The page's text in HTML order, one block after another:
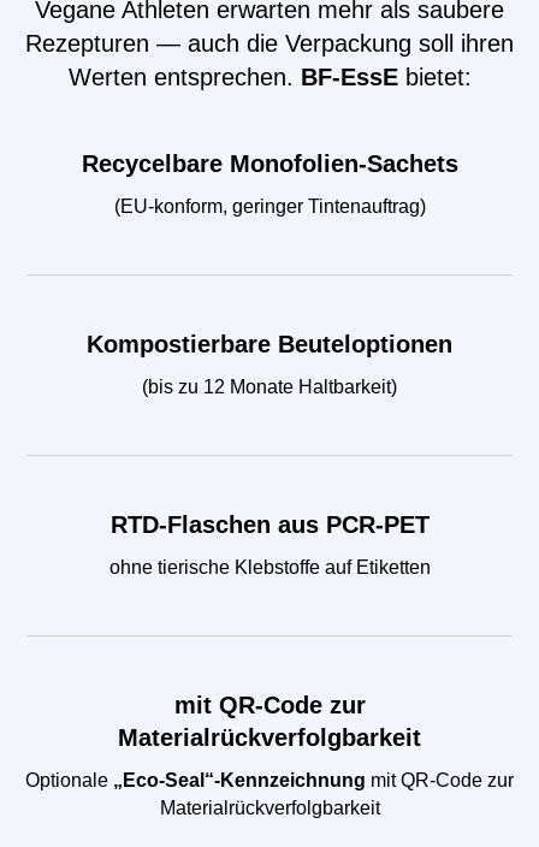
Vegane Athleten erwarten mehr als saubere
Rezepturen — auch die Verpackung soll ihren
Werten entsprechen. BF-EssEbietet:
Recycelbare Monofolien-Sachets
(EU-konform, geringer Tintenauftrag)
Kompostierbare Beuteloptionen
(bis zu 12 Monate Haltbarkeit)
RTD-Flaschen aus PCR-PET
ohne tierische Klebstoffe auf Etiketten
mit QR-Code zur
Materialrückverfolgbarkeit
Optionale „Eco-Seal“-Kennzeichnung mit QR-Code zur
Materialrückverfolgbarkeit